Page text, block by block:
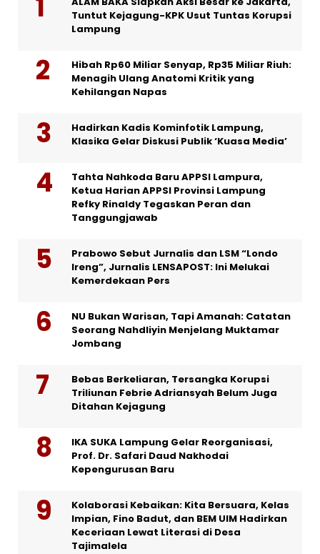
Tuntut Kejagung-KPK Usut Tuntas Korupsi
Lampung
Hibah Rp60 Miliar Senyap, Rp35 Miliar Riuh:
Menagih Ulang Anatomi Kritik yang
Kehilangan Napas
Hadirkan Kadis Kominfotik Lampung,
Klasika Gelar Diskusi Publik ‘Kuasa Media’
Tahta Nahkoda Baru APPSI Lampura,
Ketua Harian APPSI Provinsi Lampung
Refky Rinaldy Tegaskan Peran dan
Tanggungjawab
Prabowo Sebut Jurnalis dan LSM “Londo
Ireng”, Jurnalis LENSAPOST: Ini Melukai
Kemerdekaan Pers
NU Bukan Warisan, Tapi Amanah: Catatan
Seorang Nahdliyin Menjelang Muktamar
Jombang
Bebas Berkeliaran, Tersangka Korupsi
Triliunan Febrie Adriansyah Belum Juga
Ditahan Kejagung
IKA SUKA Lampung Gelar Reorganisasi,
Prof. Dr. Safari Daud Nakhodai
Kepengurusan Baru
Kolaborasi Kebaikan: Kita Bersuara, Kelas
Impian, Fino Badut, dan BEM UIM Hadirkan
Keceriaan Lewat Literasi di Desa
Tajimalela